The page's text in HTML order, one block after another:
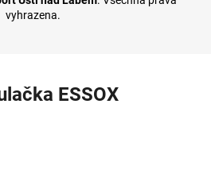
vyhrazena.
ESSOX